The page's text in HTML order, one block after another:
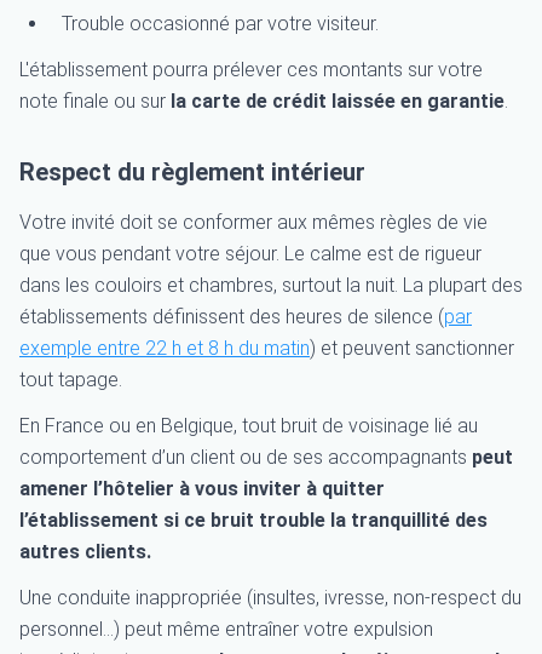
Trouble occasionné par votre visiteur.
L'établissement pourra prélever ces montants sur votre
note finale ou sur la carte de crédit laissée en garantie.
Respect du règlement intérieur
Votre invité doit se conformer aux mêmes règles de vie
que vous pendant votre séjour. Le calme est de rigueur
dans les couloirs et chambres, surtout la nuit. La plupart des
établissements définissent des heures de silence (par
exemple entre 22 h et 8 h du matin) et peuvent sanctionner
tout tapage.
En France ou en Belgique, tout bruit de voisinage lié au
comportement d’un client ou de ses accompagnants peut
amener l’hôtelier à vous inviter à quitter
l’établissement si ce bruit trouble la tranquillité des
autres clients.
Une conduite inappropriée (insultes, ivresse, non-respect du
personnel…) peut même entraîner votre expulsion